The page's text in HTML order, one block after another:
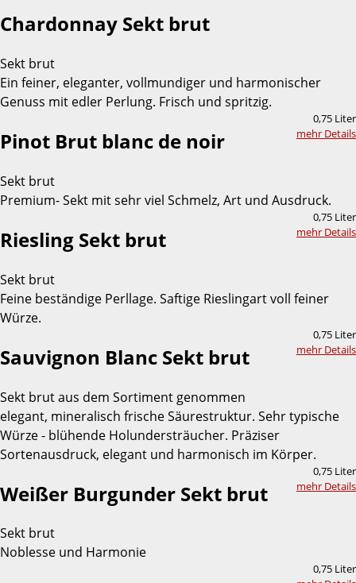
Chardonnay Sekt brut
Sekt brut
Ein feiner, eleganter, vollmundiger und harmonischer
Genuss mit edler Perlung. Frisch und spritzig.
0,75 Liter
mehr Details
Pinot Brut blanc de noir
Sekt brut
Premium- Sekt mit sehr viel Schmelz, Art und Ausdruck.
0,75 Liter
mehr Details
Riesling Sekt brut
Sekt brut
Feine beständige Perllage. Saftige Rieslingart voll feiner
Würze.
0,75 Liter
mehr Details
Sauvignon Blanc Sekt brut
Sekt brut aus dem Sortiment genommen
elegant, mineralisch frische Säurestruktur. Sehr typische
Würze - blühende Holundersträucher. Präziser
Sortenausdruck, elegant und harmonisch im Körper.
0,75 Liter
mehr Details
Weißer Burgunder Sekt brut
Sekt brut
Noblesse und Harmonie
0,75 Liter